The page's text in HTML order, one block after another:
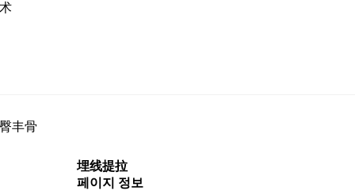
丰骨
埋线提拉
페이지 정보